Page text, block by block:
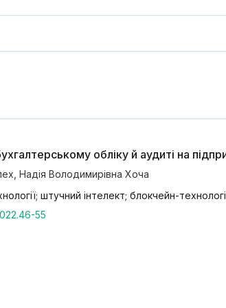
обліку й аудиті на
Надія Володимирівна Хоча
штучний інтелект; блокчейн-
55